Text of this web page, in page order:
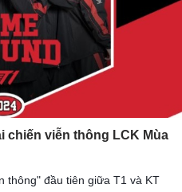
chiến viễn thông LCK Mùa
thông" đầu tiên giữa T1 và KT